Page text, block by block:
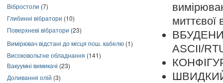
Вібростоли (7)
Глибинні вібратори (10)
Поверхневі вібратори (23)
Вимірювач відстані до місця пош. кабелю (1)
Високовольтне обладнання (141)
Вакуумні вимикачі (23)
Доливання олій (3)
миттєвої
ASCII/